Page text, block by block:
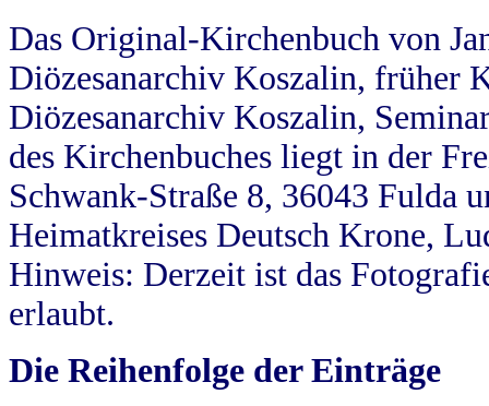
Das Original-Kirchenbuch von
Diözesanarchiv Koszalin, früher
Diözesanarchiv Koszalin,
des Kirchenbuches liegt in der
Schwank-Straße 8, 36043 Fulda
Heimatkreises Deutsch Krone,
Hinweis: Derzeit ist das
erlaubt.
Die Reihenfolge der Einträge